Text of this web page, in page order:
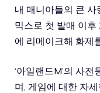
내 매니아들의 큰
믹스로 첫 발매 이
에 리메이크해 화제
‘아일랜드M’의 사
며, 게임에 대한 자